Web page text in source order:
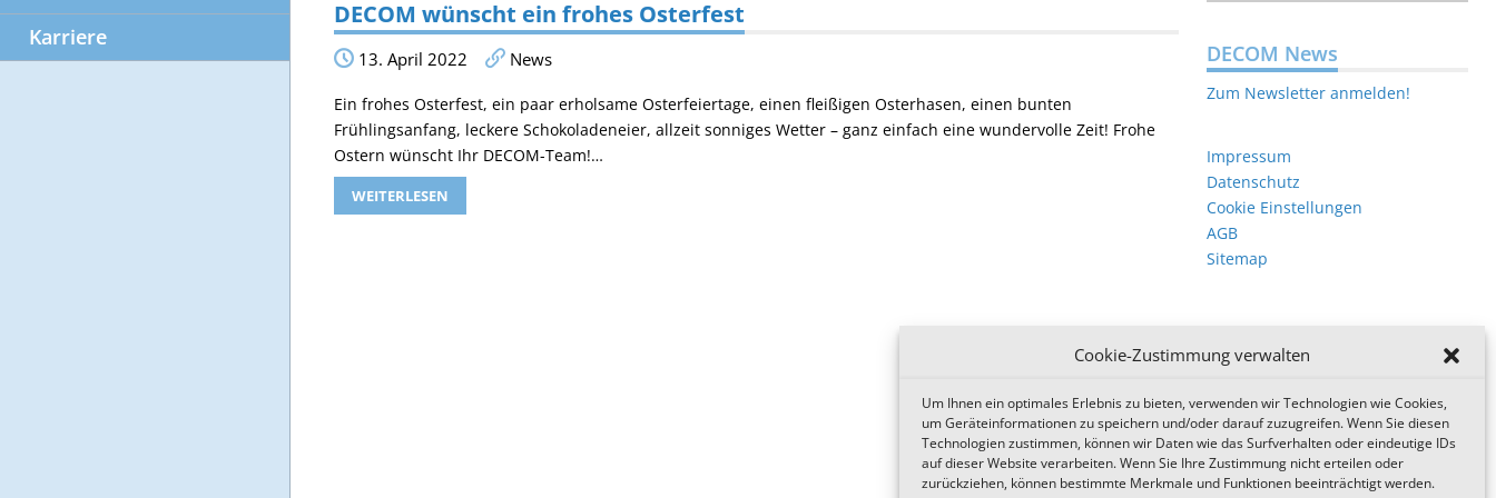
Cookie-Zustimmung verwalten
Um Ihnen ein optimales Erlebnis zu bieten, verwenden wir Technologien wie Cookies,
um Geräteinformationen zu speichern und/oder darauf zuzugreifen. Wenn Sie diesen
Technologien zustimmen, können wir Daten wie das Surfverhalten oder eindeutige IDs
auf dieser Website verarbeiten. Wenn Sie Ihre Zustimmung nicht erteilen oder
zurückziehen, können bestimmte Merkmale und Funktionen beeinträchtigt werden.
Karriere
DECOM wünscht ein frohes Osterfest
13. April 2022 News
Ein frohes Osterfest, ein paar erholsame Osterfeiertage, einen fleißigen Osterhasen, einen bunten
Frühlingsanfang, leckere Schokoladeneier, allzeit sonniges Wetter – ganz einfach eine wundervolle Zeit! Frohe
Ostern wünscht Ihr DECOM-Team!…
WEITERLESEN
DECOM News
Zum Newsletter anmelden!
Impressum
Datenschutz
Cookie Einstellungen
AGB
Sitemap